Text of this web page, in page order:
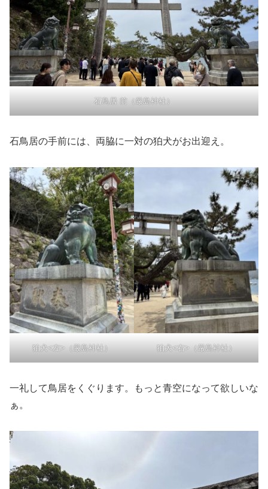
石鳥居 前（厳島神社）
石鳥居の手前には、両脇に一対の狛犬がお出迎え。
狛犬<左>（厳島神社） 狛犬<右>（厳島神社）
一礼して鳥居をくぐります。もっと青空になって欲しいな
ぁ。